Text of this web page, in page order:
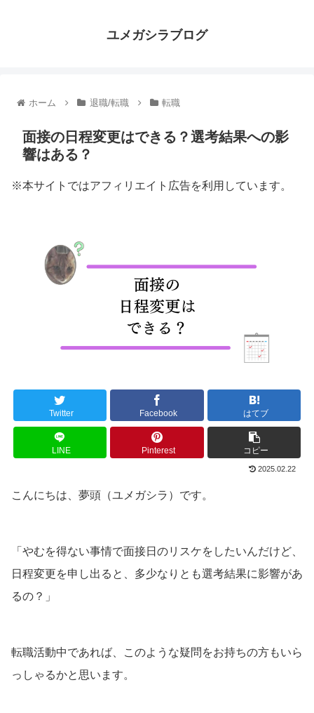
ユメガシラブログ
ホーム 退職/転職 転職
面接の日程変更はできる？選考結果への影
響はある？
※本サイトではアフィリエイト広告を利用しています。
Twitter Facebook はてブ
LINE Pinterest コピー
2025.02.22
こんにちは、夢頭（ユメガシラ）です。
「やむを得ない事情で面接日のリスケをしたいんだけど、
日程変更を申し出ると、多少なりとも選考結果に影響があ
るの？」
転職活動中であれば、このような疑問をお持ちの方もいら
っしゃるかと思います。